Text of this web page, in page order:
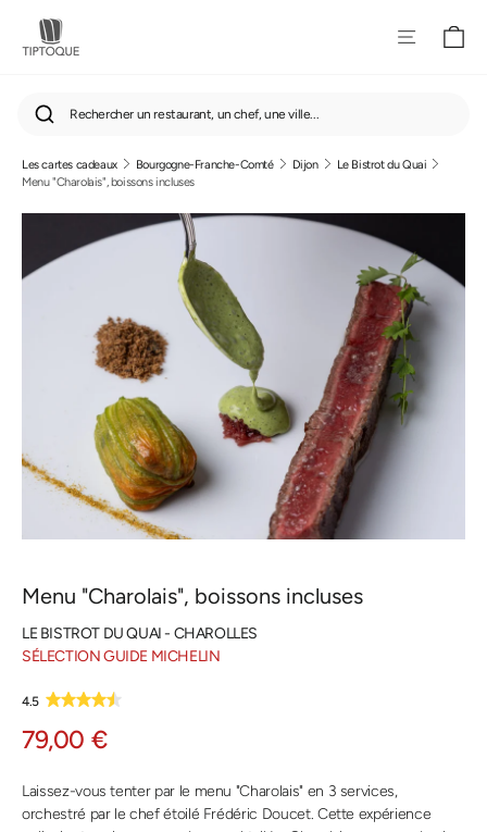
Passer
Rechercher un restaurant, un chef, une ville...
Les cartes cadeaux Bourgogne-Franche-Comté Dijon
Le Bistrot du Quai
Menu "Charolais", boissons incluses
Menu "Charolais", boissons incluses
LE BISTROT DU QUAI - CHAROLLES
SÉLECTION GUIDE MICHELIN
4.5
79,00 €
Laissez-vous tenter par le menu "Charolais" en 3 services,
orchestré par le chef étoilé Frédéric Doucet. Cette expérience